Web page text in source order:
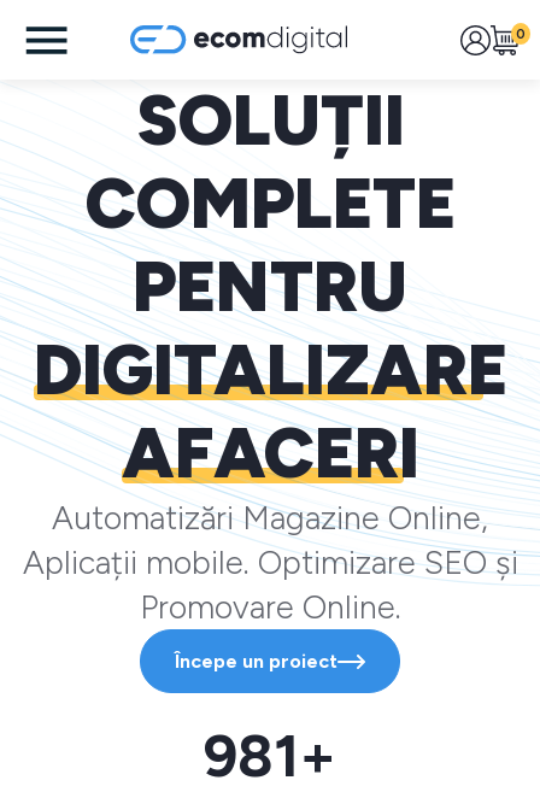
0
SOLUȚII
COMPLETE
PENTRU
DIGITALIZARE
AFACERI
Automatizări Magazine Online,
Aplicații mobile. Optimizare SEO și
Promovare Online.
Începe un proiect
981+